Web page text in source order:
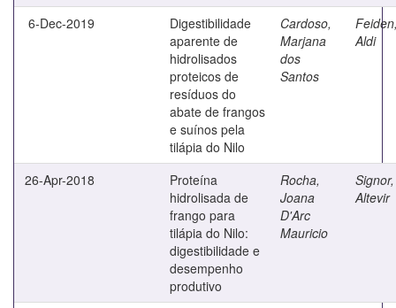
6-Dec-2019
Digestibilidade
aparente de
hidrolisados
proteicos de
resíduos do
abate de frangos
e suínos pela
tilápia do Nilo
Cardoso,
Marjana
dos
Santos
Aldi
26-Apr-2018
Proteína
hidrolisada de
frango para
tilápia do Nilo:
digestibilidade e
desempenho
produtivo
Rocha,
Joana
D'Arc
Mauricio
Signor,
Altevir